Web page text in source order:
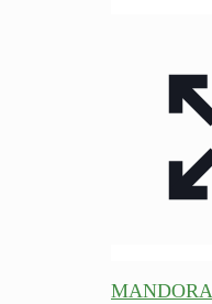
MANDORA